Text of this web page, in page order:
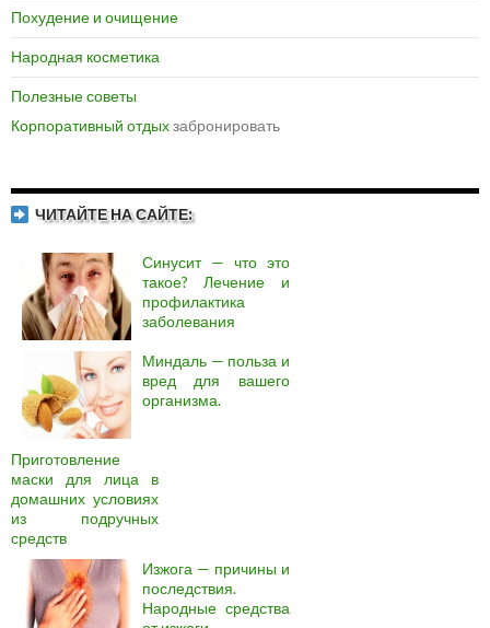
Похудение и очищение
Народная косметика
Полезные советы
Корпоративный отдыхзабронировать
ЧИТАЙТЕ НА САЙТЕ:
Синусит — что это
такое? Лечение и
профилактика
заболевания
Миндаль — польза и
вред для вашего
организма.
Приготовление
маски для лица в
домашних условиях
из подручных
средств
Изжога — причины и
последствия.
Народные средства